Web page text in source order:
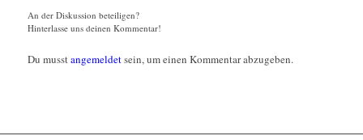
An der Diskussion beteiligen?
Hinterlasse uns deinen Kommentar!
Du musstangemeldetsein, um einen Kommentar abzugeben.